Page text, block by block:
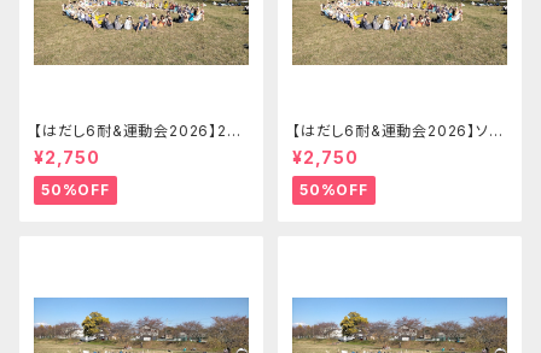
【はだし6耐&運動会2026】2-4
名リレーの部 はだし6耐＋運動
会チームエントリー【2026.09.
26(土)】
¥2,750
50%OFF
【はだし6耐&運動会2026】ソロ
でリレーの部（ランダムチーム）
はだし6耐＋運動会エントリー
【2026.09.26(土)】
¥2,750
50%OFF